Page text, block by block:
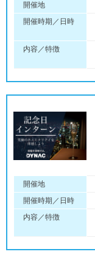
開催地
開催時期／日時
内容／特徴
開催地
開催時期／日時
内容／特徴